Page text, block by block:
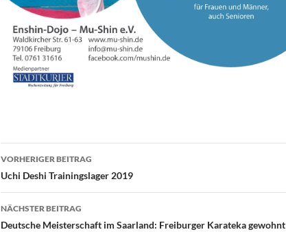
Beitragsnavigation
VORHERIGER BEITRAG
Uchi Deshi Trainingslager 2019
NÄCHSTER BEITRAG
Deutsche Meisterschaft im Saarland: Freiburger Karateka gewohnt